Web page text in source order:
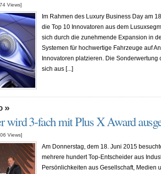
Views]
Im Rahmen des Luxury Business Day am
die Top 10 Innovatoren aus dem
sich durch die zunehmende Expansion in
Systemen für hochwertige Fahrzeuge auf
Innovatoren platzieren. Die Sonderwertung
sich aus [...]
»
wird 3-fach mit Plus X Award
Views]
Am Donnerstag, dem 18. Juni 2015
mehrere hundert Top-Entscheider aus
Persönlichkeiten aus Gesellschaft, Medien